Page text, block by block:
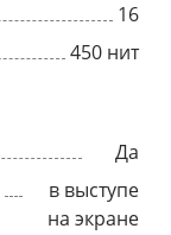
16
450 нит
Да
в выступе
на экране